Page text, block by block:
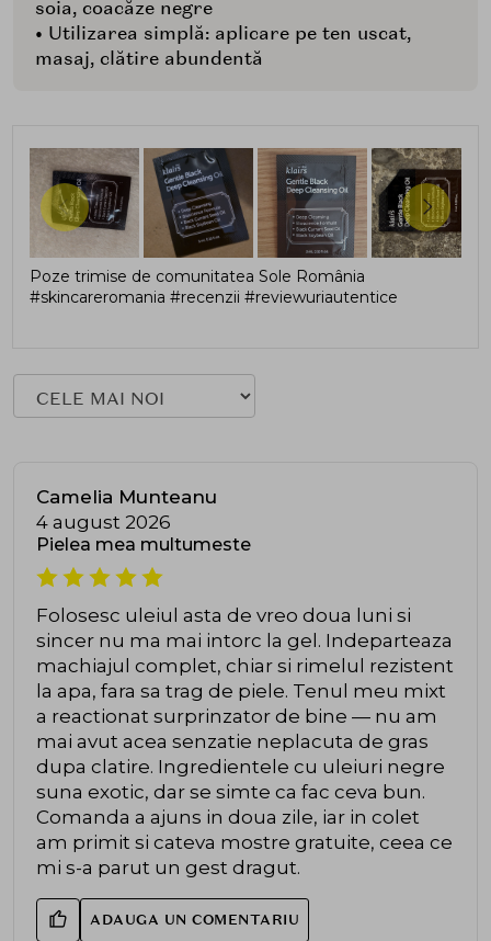
soia, coacăze negre
• Utilizarea simplă: aplicare pe ten uscat,
masaj, clătire abundentă
Poze trimise de comunitatea Sole România
#skincareromania #recenzii #reviewuriautentice
Camelia Munteanu
4 august 2026
Pielea mea multumeste
Folosesc uleiul asta de vreo doua luni si
sincer nu ma mai intorc la gel. Indeparteaza
machiajul complet, chiar si rimelul rezistent
la apa, fara sa trag de piele. Tenul meu mixt
a reactionat surprinzator de bine — nu am
mai avut acea senzatie neplacuta de gras
dupa clatire. Ingredientele cu uleiuri negre
suna exotic, dar se simte ca fac ceva bun.
Comanda a ajuns in doua zile, iar in colet
am primit si cateva mostre gratuite, ceea ce
mi s-a parut un gest dragut.
ADAUGA UN COMENTARIU